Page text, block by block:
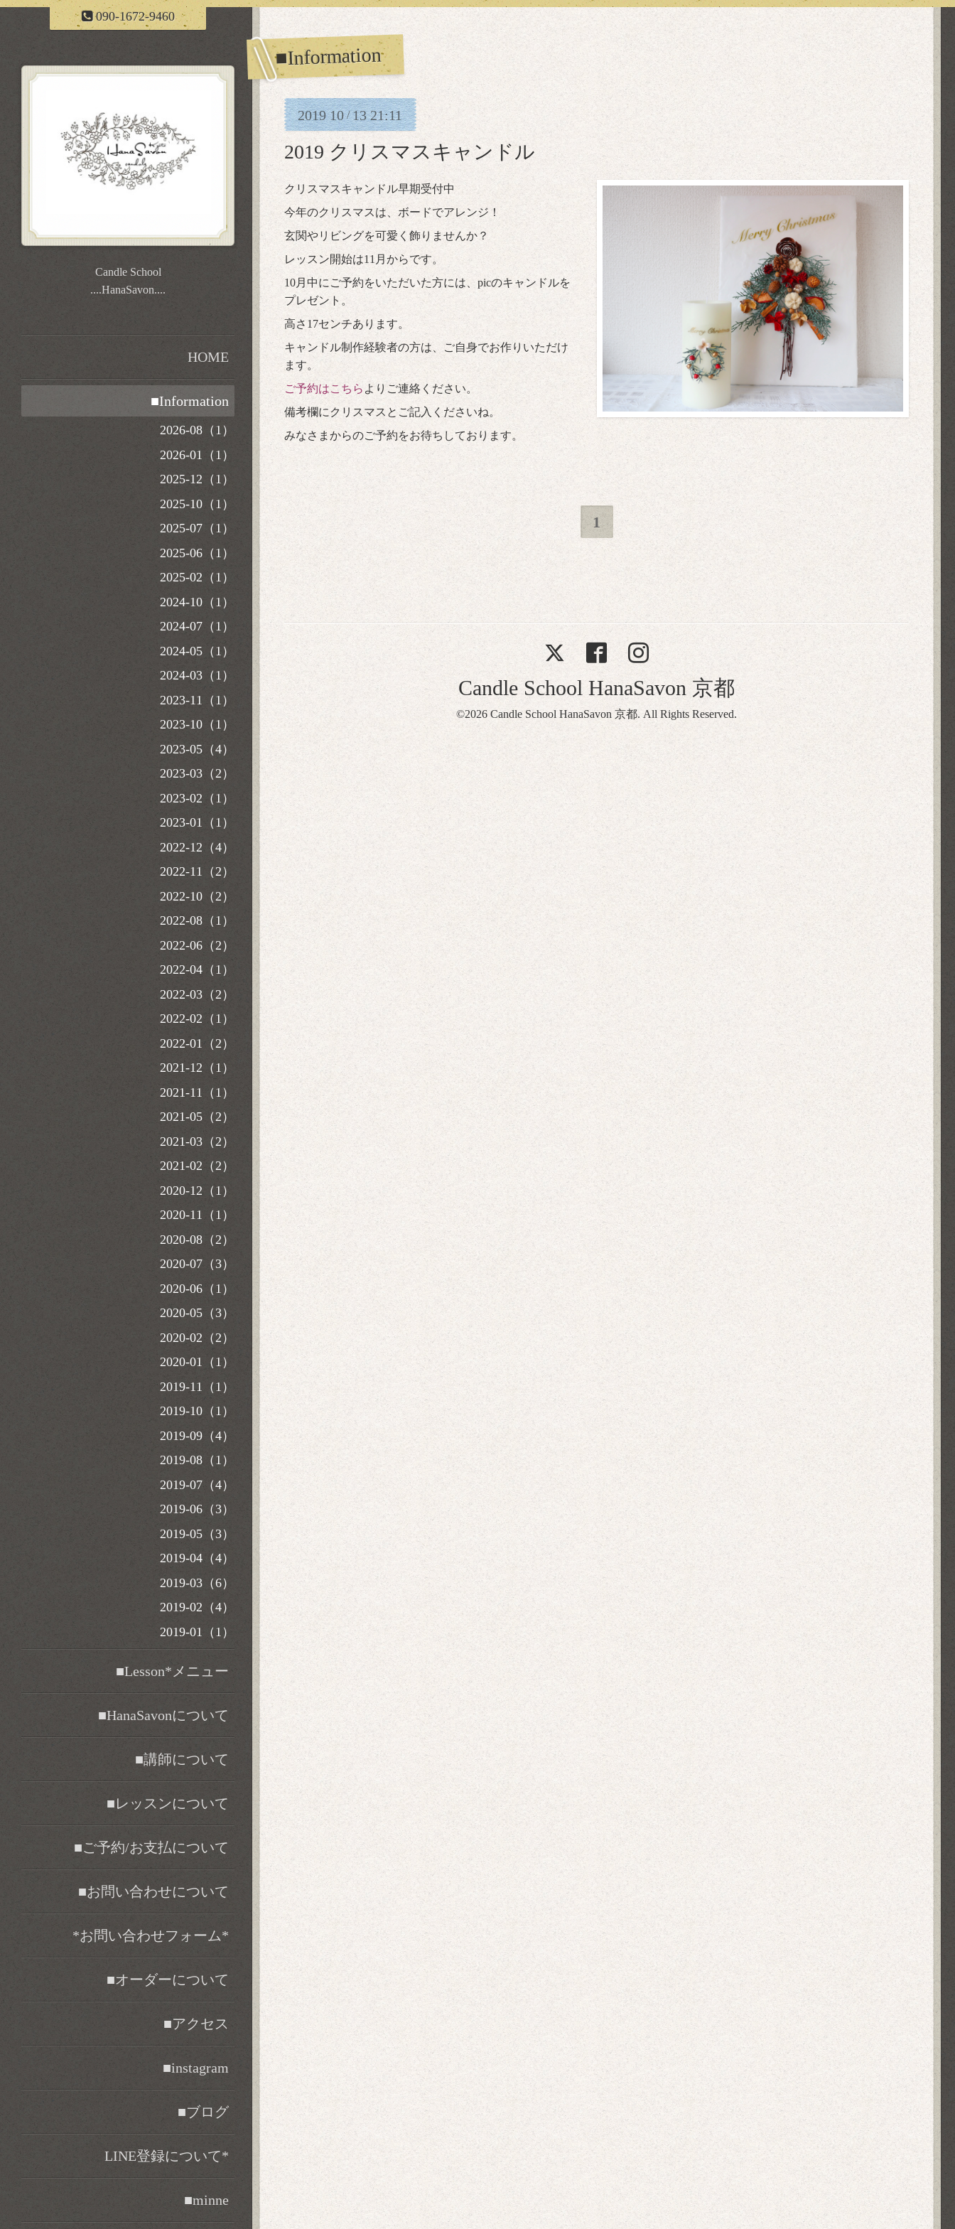
090-1672-9460
■Information
2019 10/13 21:11
2019 クリスマスキャンドル
クリスマスキャンドル早期受付中
今年のクリスマスは、ボードでアレンジ！
玄関やリビングを可愛く飾りませんか？
レッスン開始は11月からです。
10月中にご予約をいただいた方には、picのキャンドルを
プレゼント。
高さ17センチあります。
キャンドル制作経験者の方は、ご自身でお作りいただけ
ます。
ご予約はこちら よりご連絡ください。
備考欄にクリスマスとご記入くださいね。
みなさまからのご予約をお待ちしております。
1
Candle School HanaSavon 京都
©2026 Candle School HanaSavon 京都. All Rights Reserved.
Candle School
....HanaSavon....
HOME
■Information
2026-08（1）
2026-01（1）
2025-12（1）
2025-10（1）
2025-07（1）
2025-06（1）
2025-02（1）
2024-10（1）
2024-07（1）
2024-05（1）
2024-03（1）
2023-11（1）
2023-10（1）
2023-05（4）
2023-03（2）
2023-02（1）
2023-01（1）
2022-12（4）
2022-11（2）
2022-10（2）
2022-08（1）
2022-06（2）
2022-04（1）
2022-03（2）
2022-02（1）
2022-01（2）
2021-12（1）
2021-11（1）
2021-05（2）
2021-03（2）
2021-02（2）
2020-12（1）
2020-11（1）
2020-08（2）
2020-07（3）
2020-06（1）
2020-05（3）
2020-02（2）
2020-01（1）
2019-11（1）
2019-10（1）
2019-09（4）
2019-08（1）
2019-07（4）
2019-06（3）
2019-05（3）
2019-04（4）
2019-03（6）
2019-02（4）
2019-01（1）
■Lesson*メニュー
■HanaSavonについて
■講師について
■レッスンについて
■ご予約/お支払について
■お問い合わせについて
*お問い合わせフォーム*
■オーダーについて
■アクセス
■instagram
■ブログ
LINE登録について*
■minne